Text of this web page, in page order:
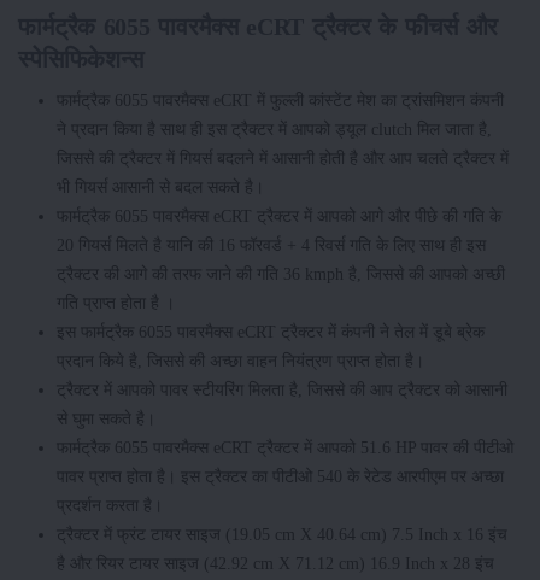
फार्मट्रैक 6055 पावरमैक्स eCRT में फुल्ली कांस्टेंट मेश का ट्रांसमिशन कंपनी
ने प्रदान किया है साथ ही इस ट्रैक्टर में आपको ड्यूल clutch मिल जाता है,
जिससे की ट्रैक्टर में गियर्स बदलने में आसानी होती है और आप चलते ट्रैक्टर में
भी गियर्स आसानी से बदल सकते है।
फार्मट्रैक 6055 पावरमैक्स eCRT ट्रैक्टर में आपको आगे और पीछे की गति के
20 गियर्स मिलते है यानि की 16 फॉरवर्ड + 4 रिवर्स गति के लिए साथ ही इस
ट्रैक्टर की आगे की तरफ जाने की गति 36 kmph है, जिससे की आपको अच्छी
गति प्राप्त होता है ।
इस फार्मट्रैक 6055 पावरमैक्स eCRT ट्रैक्टर में कंपनी ने तेल में डूबे ब्रेक
प्रदान किये है, जिससे की अच्छा वाहन नियंत्रण प्राप्त होता है।
ट्रैक्टर में आपको पावर स्टीयरिंग मिलता है, जिससे की आप ट्रैक्टर को आसानी
से घुमा सकते है।
फार्मट्रैक 6055 पावरमैक्स eCRT ट्रैक्टर में आपको 51.6 HP पावर की पीटीओ
पावर प्राप्त होता है। इस ट्रैक्टर का पीटीओ 540 के रेटेड आरपीएम पर अच्छा
प्रदर्शन करता है।
ट्रैक्टर में फ्रंट टायर साइज (19.05 cm X 40.64 cm) 7.5 Inch x 16 इंच
है और रियर टायर साइज (42.92 cm X 71.12 cm) 16.9 Inch x 28 इंच